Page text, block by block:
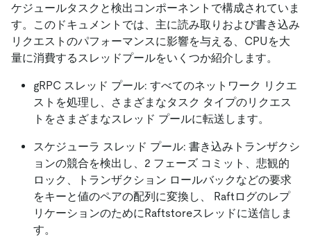
ケジュールタスクと検出コンポーネントで構成されていま
す。このドキュメントでは、主に読み取りおよび書き込み
リクエストのパフォーマンスに影響を与える、CPUを大
量に消費するスレッドプールをいくつか紹介します。
gRPC スレッド プール: すべてのネットワーク リクエ
ストを処理し、さまざまなタスク タイプのリクエス
トをさまざまなスレッド プールに転送します。
スケジューラ スレッド プール: 書き込みトランザクシ
ョンの競合を検出し、2 フェーズ コミット、悲観的
ロック、トランザクション ロールバックなどの要求
をキーと値のペアの配列に変換し、 Raftログのレプ
リケーションのためにRaftstoreスレッドに送信しま
す。